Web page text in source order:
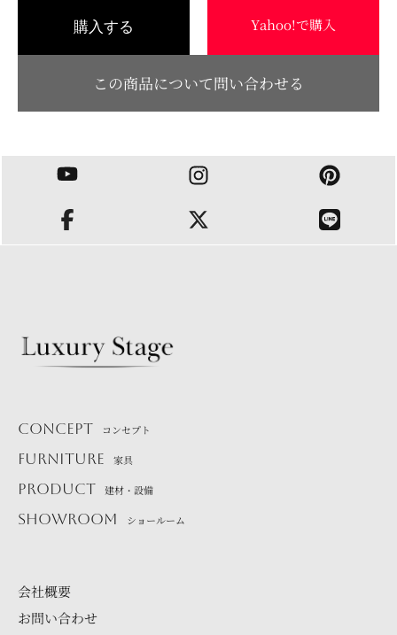
購入する Yahoo!で購入
この商品について問い合わせる
CONCEPT コンセプト
FURNITURE 家具
PRODUCT 建材・設備
SHOWROOM ショールーム
会社概要
お問い合わせ